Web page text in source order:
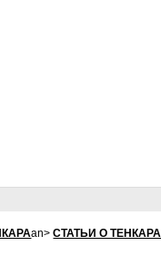
an>СТАТЬИ О ТЕНКАРА